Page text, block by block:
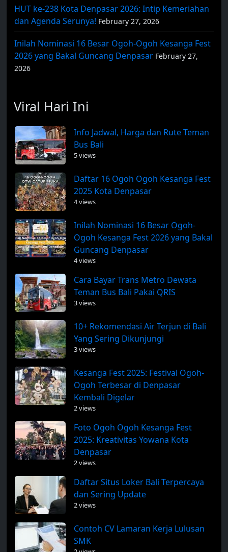
HUT ke-238 Kota Denpasar 2026: Intip Kemeriahan
dan Agenda Serunya! February 27, 2026
Inilah Nominasi 16 Besar Ogoh-Ogoh Kesanga Fest
2026 yang Bakal Guncang Denpasar February 27,
2026
Viral Hari Ini
Info Jadwal, Harga dan Rute Teman
Bus Bali
5 views
Daftar 16 Ogoh Ogoh Kesanga Fest
2025 Kota Denpasar
4 views
Inilah Nominasi 16 Besar Ogoh-
Ogoh Kesanga Fest 2026 yang Bakal
Guncang Denpasar
4 views
Cara Bayar Trans Metro Dewata
Teman Bus Bali Pakai QRIS
3 views
10+ Rekomendasi Air Terjun di Bali
Yang Sering Dikunjungi
3 views
Kesanga Fest 2025: Festival Ogoh-
Ogoh Terbesar di Denpasar
Kembali Digelar
2 views
Foto Ogoh Ogoh Kesanga Fest
2025: Kreativitas Yowana Kota
Denpasar
2 views
Daftar Situs Loker Bali Terpercaya
dan Sering Update
2 views
Contoh CV Lamaran Kerja Lulusan
SMK